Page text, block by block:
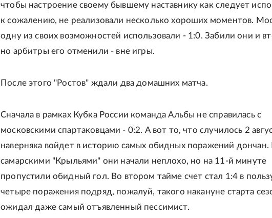
чтобы настроение своему бывшему наставнику как следует
к сожалению, не реализовали несколько хороших моментов.
одну из своих возможностей использовали - 1:0. Забили они и
но арбитры его отменили - вне игры.
После этого "Ростов" ждали два домашних матча.
Сначала в рамках Кубка России команда Альбы не справилась с
московскими спартаковцами - 0:2. А вот то, что случилось 2
наверняка войдет в историю самых обидных поражений дончан.
самарскими "Крыльями" они начали неплохо, но на 11-й минуте
пропустили обидный гол. Во втором тайме счет стал 1:4 в
четыре поражения подряд, пожалуй, такого накануне старта
ожидал даже самый отъявленный пессимист.